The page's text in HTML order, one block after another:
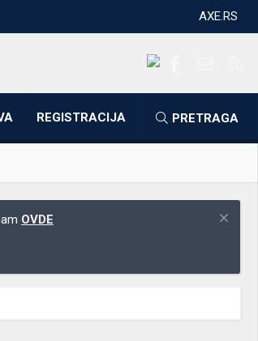
AXE.RS
REGISTRACIJA PRETRAGA
OVDE